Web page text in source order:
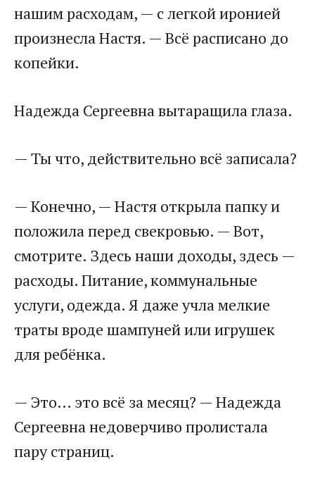
нашим расходам, — с легкой иронией
произнесла Настя. — Всё расписано до
копейки.
Надежда Сергеевна вытаращила глаза.
— Ты что, действительно всё записала?
— Конечно, — Настя открыла папку и
положила перед свекровью. — Вот,
смотрите. Здесь наши доходы, здесь —
расходы. Питание, коммунальные
услуги, одежда. Я даже учла мелкие
траты вроде шампуней или игрушек
для ребёнка.
— Это… это всё за месяц? — Надежда
Сергеевна недоверчиво пролистала
пару страниц.